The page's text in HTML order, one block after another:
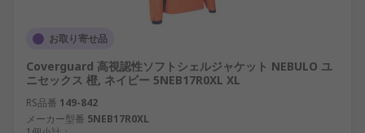
お取り寄せ品
Coverguard 高視認性ソフトシェルジャケット NEBULO ユ
ニセックス 橙, ネイビー 5NEB17R0XL XL
RS品番 149-842
メーカー型番 5NEB17R0XL